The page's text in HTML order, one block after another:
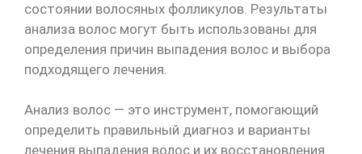
состоянии волосяных фолликулов. Результаты
анализа волос могут быть использованы для
определения причин выпадения волос и выбора
подходящего лечения.
Анализ волос — это инструмент, помогающий
определить правильный диагноз и варианты
лечения выпадения волос и их восстановления.